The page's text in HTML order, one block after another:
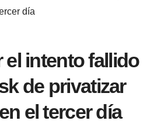
día
el intento fallido
de privatizar
el tercer día